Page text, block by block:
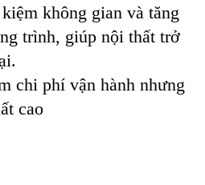
không gian và tăng
trình, giúp nội thất trở
chi phí vận hành nhưng
cao